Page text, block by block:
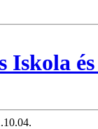
Iskola